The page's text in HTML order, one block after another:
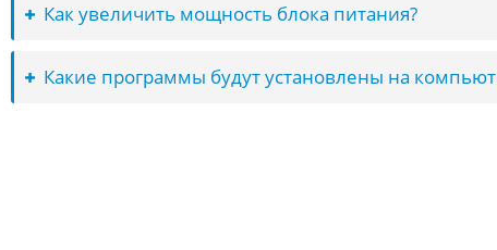
Как увеличить мощность блока питания?
Какие программы будут установлены на